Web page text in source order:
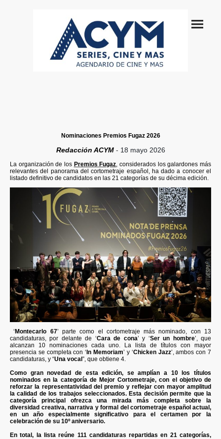
Nominaciones Premios Fugaz 2026
Redacción ACYM - 18 mayo 2026
La organización de los Premios Fugaz, considerados los galardones más
relevantes del panorama del cortometraje español, ha dado a conocer el
listado definitivo de candidatos en las 21 categorías de su décima edición.
‘Montecarlo 67’ parte como el cortometraje más nominado, con 13
candidaturas, por delante de ‘Cara de cona’ y ‘Ser un hombre’, que
alcanzan 10 nominaciones cada uno. La lista de títulos con mayor
presencia se completa con ‘In Memoriam’ y ‘Chicken Jazz’, ambos con 7
candidaturas, y “Una vocal”, que obtiene 4.
Como gran novedad de esta edición, se amplían a 10 los títulos
nominados en la categoría de Mejor Cortometraje, con el objetivo de
reforzar la representatividad del premio y reflejar con mayor amplitud
la calidad de los trabajos seleccionados. Esta decisión permite que la
categoría principal ofrezca una mirada más completa sobre la
diversidad creativa, narrativa y formal del cortometraje español actual,
en un año especialmente significativo para el certamen por la
celebración de su 10º aniversario.
En total, la lista reúne 111 candidaturas repartidas en 21 categorías,